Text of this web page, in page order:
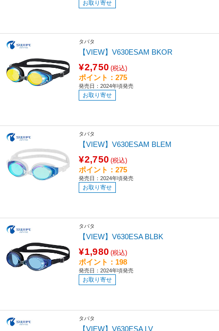
お取り寄せ
タバタ
【VIEW】V630ESAM BKOR
¥2,750 (税込)
ポイント：275
発売日：2024年頃発売
お取り寄せ
タバタ
【VIEW】V630ESAM BLEM
¥2,750 (税込)
ポイント：275
発売日：2024年頃発売
お取り寄せ
タバタ
【VIEW】V630ESA BLBK
¥1,980 (税込)
ポイント：198
発売日：2024年頃発売
お取り寄せ
タバタ
【VIEW】V630ESA LV